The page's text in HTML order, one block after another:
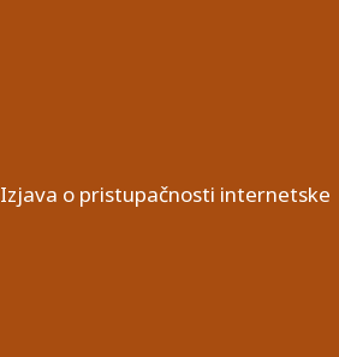
Izjava o pristupačnosti internetske